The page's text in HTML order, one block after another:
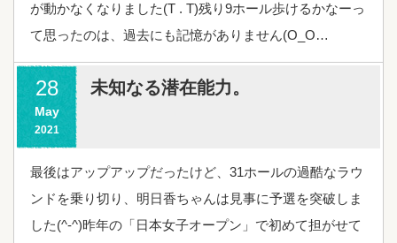
が動かなくなりました(T . T)残り9ホール歩けるかなーっ
て思ったのは、過去にも記憶がありません(O_O…
28
May
2021
未知なる潜在能力。
最後はアップアップだったけど、31ホールの過酷なラウ
ンドを乗り切り、明日香ちゃんは見事に予選を突破しま
した(^-^)昨年の「日本女子オープン」で初めて担がせて